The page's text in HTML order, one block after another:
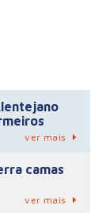
ver mais
camas
ver mais